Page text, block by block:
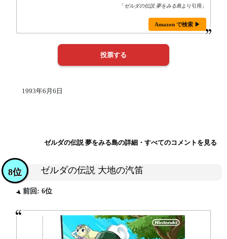
「ゼルダの伝説 夢をみる島より引用」
Amazon で検索 ▶
1993年6月6日
ゼルダの伝説 夢をみる島の詳細・すべてのコメントを見る
ゼルダの伝説 大地の汽笛
8位
前回: 6位